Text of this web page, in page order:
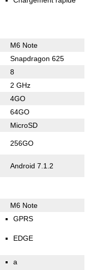
M6 Note
Snapdragon 625
8
2 GHz
4GO
64GO
MicroSD
256GO
Android 7.1.2
M6 Note
GPRS
EDGE
a